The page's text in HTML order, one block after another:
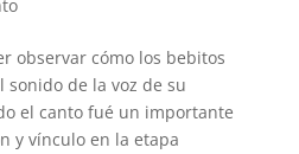
observar cómo los bebitos
de la voz de su
el canto fué un importante
y vínculo en la etapa